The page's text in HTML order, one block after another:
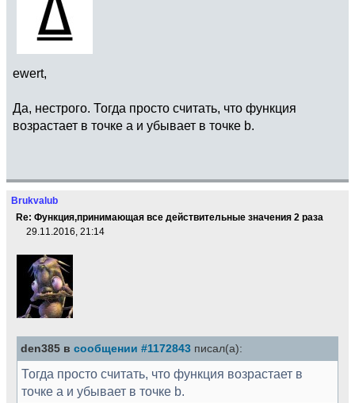
ewert,
Да, нестрого. Тогда просто считать, что функция
возрастает в точке a и убывает в точке b.
Brukvalub
Re: Функция,принимающая все действительные значения 2 раза
29.11.2016, 21:14
den385 в сообщении #1172843 писал(а):
Тогда просто считать, что функция возрастает в
точке a и убывает в точке b.